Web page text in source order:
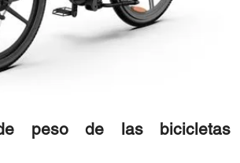
peso de las bicicletas